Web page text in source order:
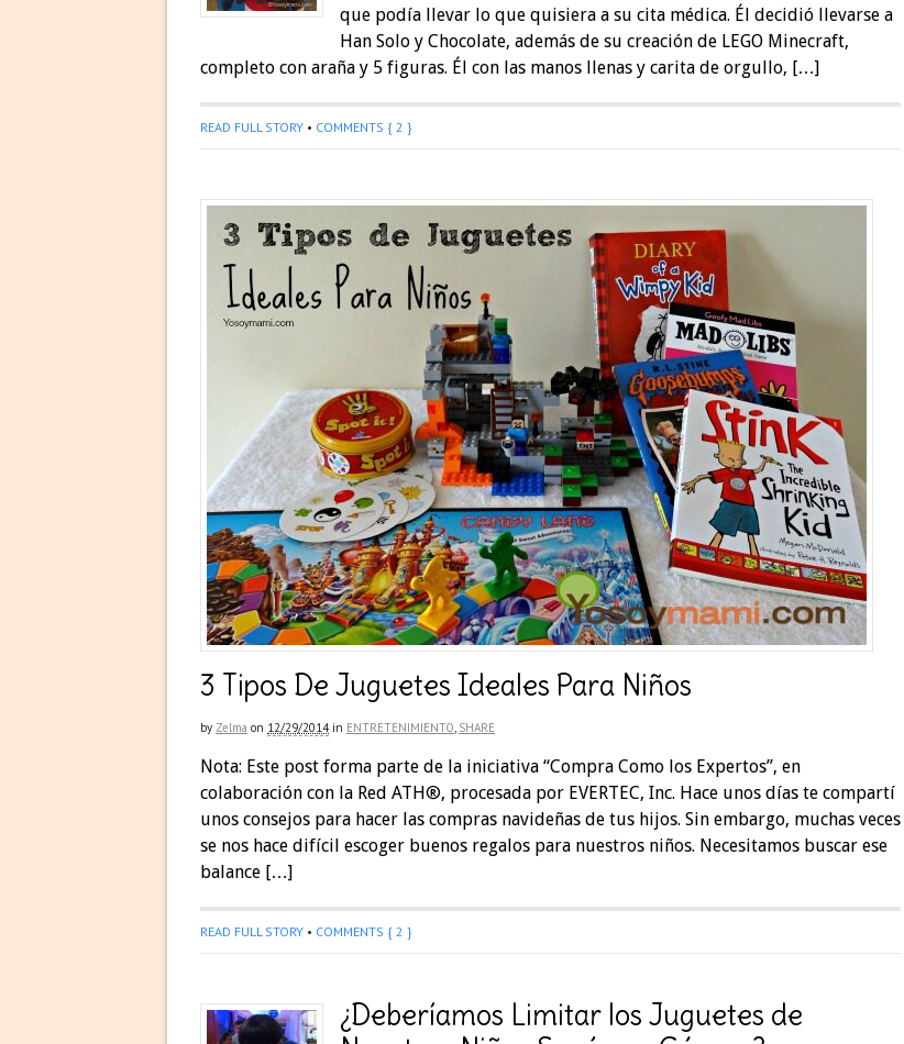
que podía llevar lo que quisiera a su cita médica. Él decidió llevarse a
Han Solo y Chocolate, además de su creación de LEGO Minecraft,
completo con araña y 5 figuras. Él con las manos llenas y carita de orgullo, […]
READ FULL STORY • COMMENTS { 2 }
3 Tipos De Juguetes Ideales Para Niños
by Zelma on 12/29/2014 in ENTRETENIMIENTO SHARE
Nota: Este post forma parte de la iniciativa “Compra Como los Expertos”, en
colaboración con la Red ATH®, procesada por EVERTEC, Inc. Hace unos días te compartí
unos consejos para hacer las compras navideñas de tus hijos. Sin embargo, muchas veces
se nos hace difícil escoger buenos regalos para nuestros niños. Necesitamos buscar ese
balance […]
READ FULL STORY • COMMENTS { 2 }
¿Deberíamos Limitar los Juguetes de